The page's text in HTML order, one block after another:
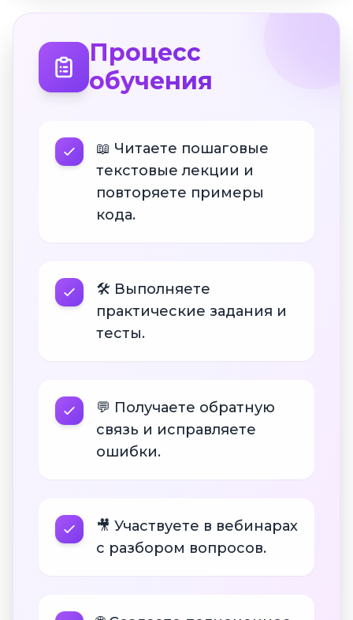
Процесс
обучения
📖 Читаете пошаговые
текстовые лекции и
повторяете примеры
кода.
🛠 Выполняете
практические задания и
тесты.
💬 Получаете обратную
связь и исправляете
ошибки.
🎥 Участвуете в вебинарах
с разбором вопросов.